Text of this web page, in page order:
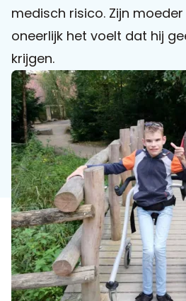
Themabijeenkomsten
Praat mee
Clientdossier Wiki
Mijn
Sophi
medisch risico. Zijn
oneerlijk het voelt dat hij
krijgen.